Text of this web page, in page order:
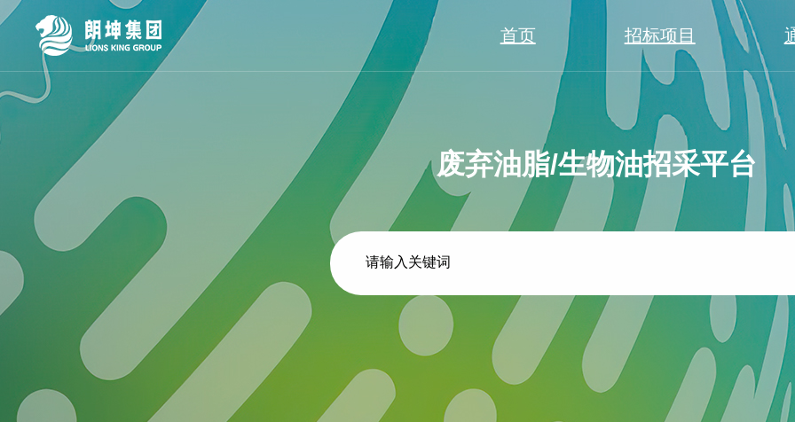
首页 招标项目
废弃油脂/生物油招采平台